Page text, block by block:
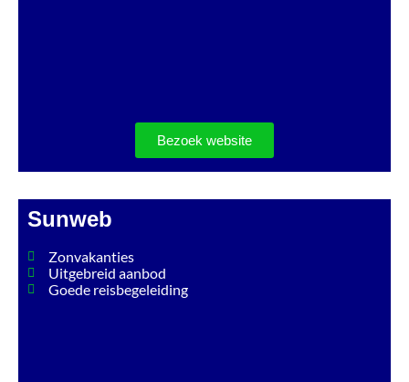
Bezoek website
Sunweb
Zonvakanties
Uitgebreid aanbod
Goede reisbegeleiding